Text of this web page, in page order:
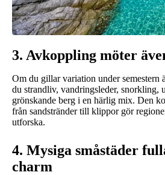
3. Avkoppling möter
Om du gillar variation under semestern
du strandliv, vandringsleder, snorkling,
grönskande berg i en härlig mix. Den
från sandstränder till klippor gör
utforska.
4. Mysiga småstäder
charm